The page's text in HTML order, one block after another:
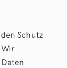
Schutz